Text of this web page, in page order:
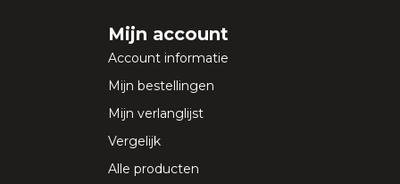
Mijn account
Account informatie
Mijn bestellingen
Mijn verlanglijst
Vergelijk
Alle producten